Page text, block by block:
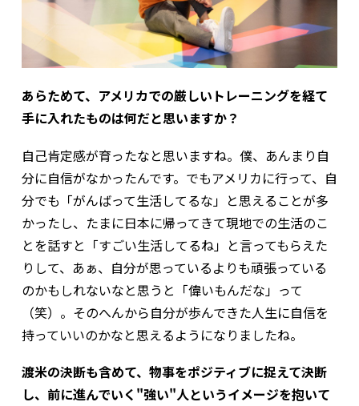
あらためて、アメリカでの厳しいトレーニングを経て
手に入れたものは何だと思いますか？
自己肯定感が育ったなと思いますね。僕、あんまり自
分に自信がなかったんです。でもアメリカに行って、自
分でも「がんばって生活してるな」と思えることが多
かったし、たまに日本に帰ってきて現地での生活のこ
とを話すと「すごい生活してるね」と言ってもらえた
りして、あぁ、自分が思っているよりも頑張っている
のかもしれないなと思うと「偉いもんだな」って
（笑）。そのへんから自分が歩んできた人生に自信を
持っていいのかなと思えるようになりましたね。
渡米の決断も含めて、物事をポジティブに捉えて決断
し、前に進んでいく"強い"人というイメージを抱いて